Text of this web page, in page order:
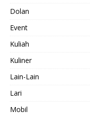
Dolan
Event
Kuliah
Kuliner
Lain-Lain
Lari
Mobil